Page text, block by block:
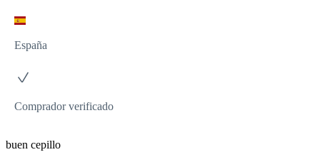
España
Comprador verificado
buen cepillo